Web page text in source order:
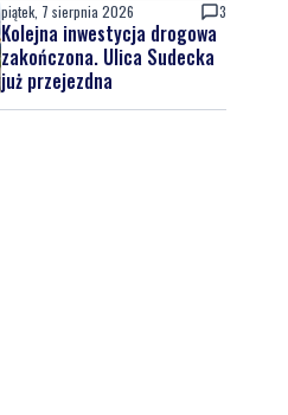
piątek, 7 sierpnia 2026 3
Kolejna inwestycja drogowa
zakończona. Ulica Sudecka
już przejezdna